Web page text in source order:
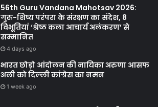
56th Guru Vandana Mahotsav 2026:
गुरु-शिष्य परंपरा के संरक्षण का संदेश, 8
विभूतियां ‘श्रेष्ठ कला आचार्य अलंकरण’ से
सम्मानित
4 days ago
भारत छोड़ो आंदोलन की नायिका अरुणा आसफ
अली को दिल्ली कांग्रेस का नमन
1 week ago